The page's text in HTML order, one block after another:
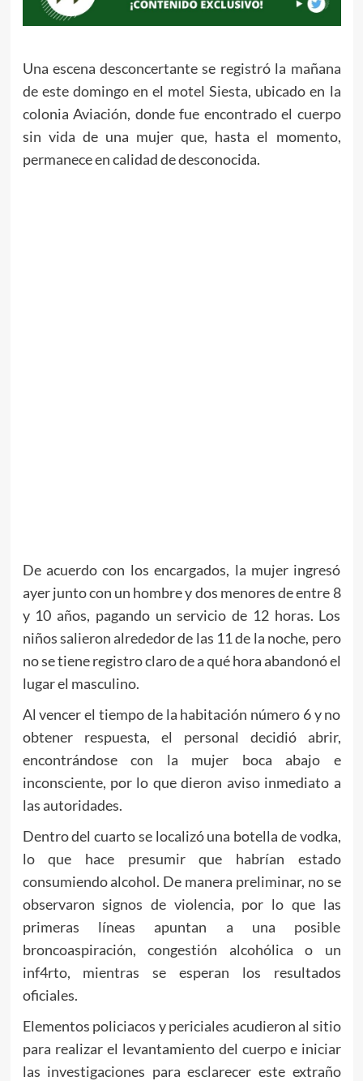
Una escena desconcertante se registró la mañana
de este domingo en el motel Siesta, ubicado en la
colonia Aviación, donde fue encontrado el cuerpo
sin vida de una mujer que, hasta el momento,
permanece en calidad de desconocida.
De acuerdo con los encargados, la mujer ingresó
ayer junto con un hombre y dos menores de entre 8
y 10 años, pagando un servicio de 12 horas. Los
niños salieron alrededor de las 11 de la noche, pero
no se tiene registro claro de a qué hora abandonó el
lugar el masculino.
Al vencer el tiempo de la habitación número 6 y no
obtener respuesta, el personal decidió abrir,
encontrándose con la mujer boca abajo e
inconsciente, por lo que dieron aviso inmediato a
las autoridades.
Dentro del cuarto se localizó una botella de vodka,
lo que hace presumir que habrían estado
consumiendo alcohol. De manera preliminar, no se
observaron signos de violencia, por lo que las
primeras líneas apuntan a una posible
broncoaspiración, congestión alcohólica o un
inf4rto, mientras se esperan los resultados
oficiales.
Elementos policiacos y periciales acudieron al sitio
para realizar el levantamiento del cuerpo e iniciar
las investigaciones para esclarecer este extraño